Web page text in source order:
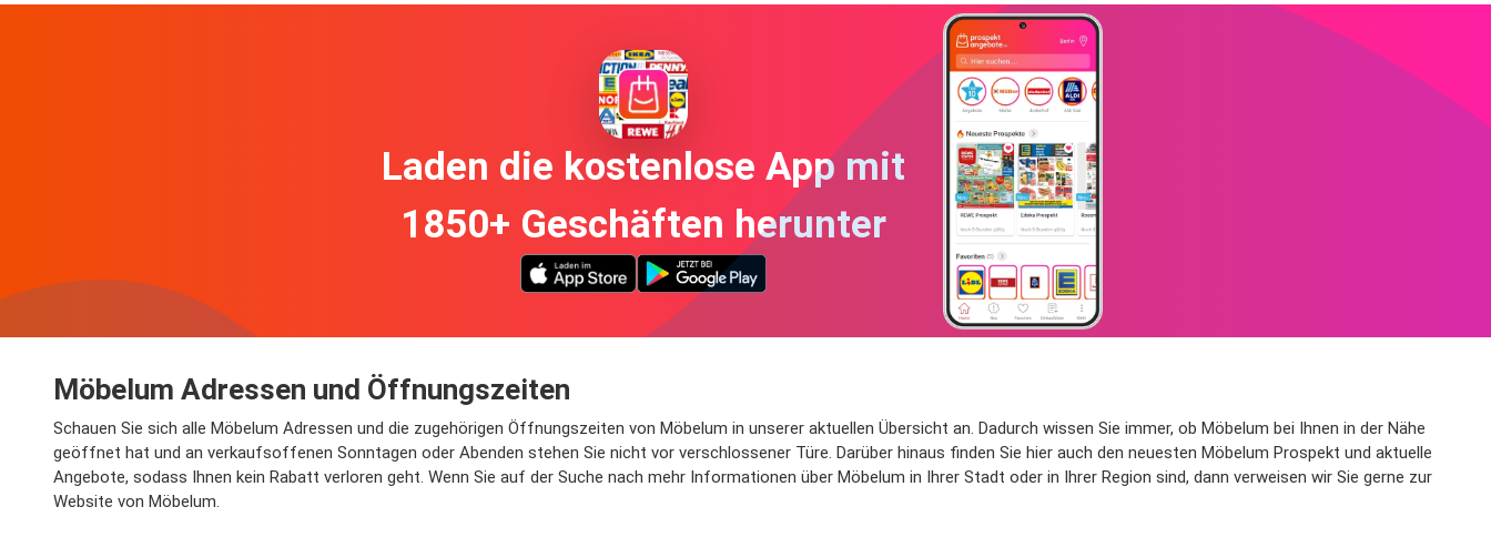
Laden die kostenlose App mit
1850+ Geschäften herunter
Möbelum Adressen und Öffnungszeiten
Schauen Sie sich alle Möbelum Adressen und die zugehörigen Öffnungszeiten von Möbelum in unserer aktuellen Übersicht an. Dadurch wissen Sie immer, ob Möbelum bei Ihnen in der Nähe
geöffnet hat und an verkaufsoffenen Sonntagen oder Abenden stehen Sie nicht vor verschlossener Türe. Darüber hinaus finden Sie hier auch den neuesten Möbelum Prospekt und aktuelle
Angebote, sodass Ihnen kein Rabatt verloren geht. Wenn Sie auf der Suche nach mehr Informationen über Möbelum in Ihrer Stadt oder in Ihrer Region sind, dann verweisen wir Sie gerne zur
Website von Möbelum.